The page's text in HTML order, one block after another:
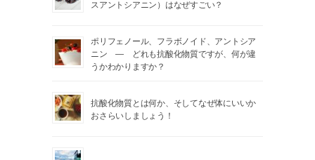
スアントシアニン）はなぜすごい？
ポリフェノール、フラボノイド、アントシア
ニン ― どれも抗酸化物質ですが、何が違
うかわかりますか？
抗酸化物質とは何か、そしてなぜ体にいいか
おさらいしましょう！